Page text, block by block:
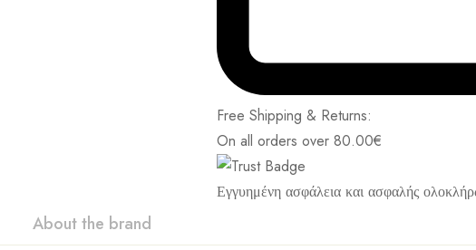
Free Shipping & Returns:
On all orders over 80.00€
Εγγυημένη ασφάλεια και ασφαλής
About the brand